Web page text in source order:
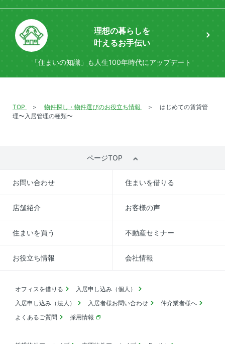
理想の暮らしを
叶えるお手伝い
「住まいの知識」も 人生100年時代にアップデート
TOP 物件探し・物件選びのお役立ち情報
はじめての賃貸管
理〜入居管理の種類〜
ページTOP
お問い合わせ 住まいを借りる
店舗紹介 お客様の声
住まいを買う 不動産セミナー
お役立ち情報 会社情報
オフィスを借りる
入居申し込み（個人）
入居申し込み（法人）
入居者様お問い合わせ
仲介業者様へ
よくあるご質問
採用情報